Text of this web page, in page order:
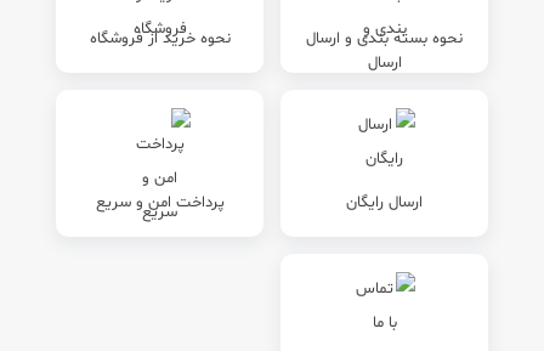
نحوه بسته بندی و ارسال نحوه خرید از فروشگاه
ارسال رایگان پرداخت امن و سریع